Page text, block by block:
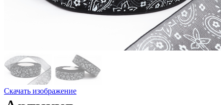
Скачать изображение